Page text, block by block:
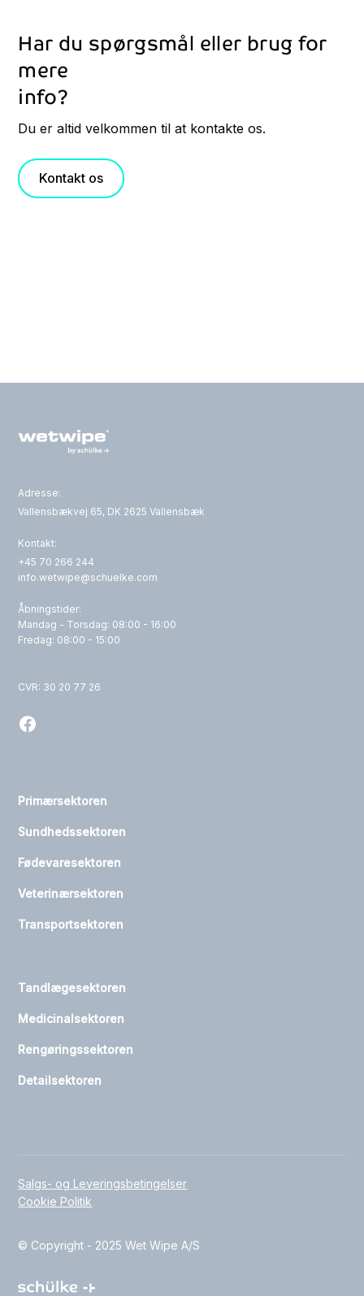
Hardu spørgsmål eller brugfor
mere
info?
Du er altid velkommen til at kontakte os.
Kontakt os
Adresse:
Vallensbækvej 65, DK 2625 Vallensbæk
Kontakt:
+45 70 266 244
info.wetwipe@schuelke.com
Åbningstider:
Mandag - Torsdag: 08:00 - 16:00
Fredag: 08:00 - 15:00
CVR: 30 20 77 26
Primærsektoren
Sundhedssektoren
Fødevaresektoren
Veterinærsektoren
Transportsektoren
Tandlægesektoren
Medicinalsektoren
Rengøringssektoren
Detailsektoren
© Copyright - 2025 Wet Wipe A/S
Salgs- og Leveringsbetingelser
Cookie Politik